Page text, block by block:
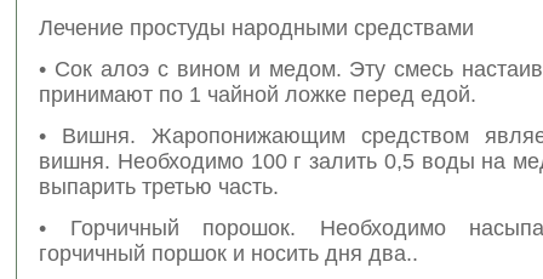
Лечение простуды народными средствами
• Сок алоэ с вином и медом. Эту смесь
принимают по 1 чайной ложке перед едой.
• Вишня. Жаропонижающим средством
вишня. Необходимо 100 г залить 0,5 воды на
выпарить третью часть.
• Горчичный порошок. Необходимо
горчичный поршок и носить дня два..